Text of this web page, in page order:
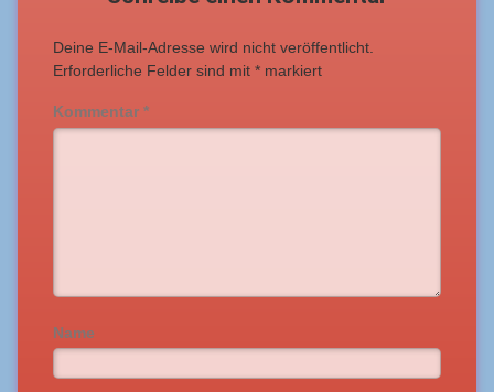
Deine E-Mail-Adresse wird nicht veröffentlicht.
Erforderliche Felder sind mit * markiert
Kommentar *
Name